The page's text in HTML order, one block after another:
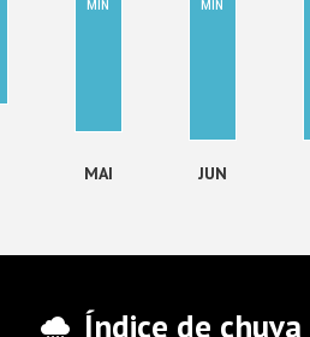
MIN
MAI
MIN
JUN
Índice de chuva